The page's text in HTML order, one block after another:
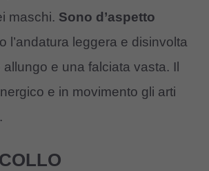
maschi. Sono d’aspetto
l’andatura leggera e disinvolta
allungo e una falciata vasta. Il
e in movimento gli arti